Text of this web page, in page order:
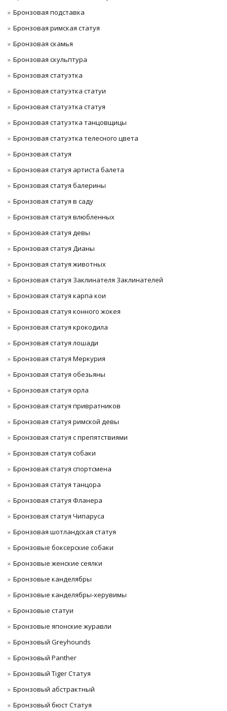
Бронзовая подставка
Бронзовая римская статуя
Бронзовая скамья
Бронзовая скульптура
Бронзовая статуэтка
Бронзовая статуэтка статуи
Бронзовая статуэтка статуя
Бронзовая статуэтка танцовщицы
Бронзовая статуэтка телесного цвета
Бронзовая статуя
Бронзовая статуя артиста балета
Бронзовая статуя балерины
Бронзовая статуя в саду
Бронзовая статуя влюбленных
Бронзовая статуя девы
Бронзовая статуя Дианы
Бронзовая статуя животных
Бронзовая статуя Заклинателя Заклинателей
Бронзовая статуя карпа кои
Бронзовая статуя конного жокея
Бронзовая статуя крокодила
Бронзовая статуя лошади
Бронзовая статуя Меркурия
Бронзовая статуя обезьяны
Бронзовая статуя орла
Бронзовая статуя привратников
Бронзовая статуя римской девы
Бронзовая статуя с препятствиями
Бронзовая статуя собаки
Бронзовая статуя спортсмена
Бронзовая статуя танцора
Бронзовая статуя Фланера
Бронзовая статуя Чипаруса
Бронзовая шотландская статуя
Бронзовые боксерские собаки
Бронзовые женские сеялки
Бронзовые канделябры
Бронзовые канделябры-херувимы
Бронзовые статуи
Бронзовые японские журавли
Бронзовый Greyhounds
Бронзовый Panther
Бронзовый Tiger Статуя
Бронзовый абстрактный
Бронзовый бюст Статуя